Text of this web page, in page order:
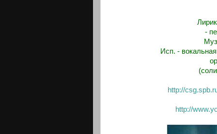
-
Исп. -
http://
http://